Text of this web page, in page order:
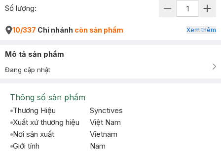
Số lượng:
10/337 Chi nhánh còn sản phẩm Xem thêm
Mô tả sản phẩm
Đang cập nhật
Thông số sản phẩm
Thương Hiệu
Synctives
Xuất xứ thương hiệu
Việt Nam
Nơi sản xuất
Vietnam
Giới tính
Nam